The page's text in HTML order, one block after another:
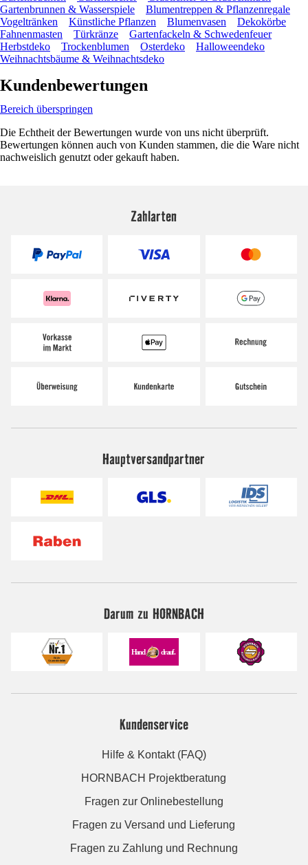
Gartenbrunnen & Wasserspiele
Blumentreppen & Pflanzenregale
Vogeltränken
Künstliche Pflanzen Blumenvasen
Dekokörbe
Fahnenmasten
Türkränze
Gartenfackeln & Schwedenfeuer
Herbstdeko
Trockenblumen Osterdeko
Halloweendeko
Weihnachtsbäume & Weihnachtsdeko
Kundenbewertungen
Bereich überspringen
Die Echtheit der Bewertungen wurde von uns nicht überprüft.
Bewertungen können auch von Kunden stammen, die die Ware nicht
nachweislich genutzt oder gekauft haben.
Zahlarten
Hauptversandpartner
Darum zu HORNBACH
Kundenservice
Hilfe & Kontakt (FAQ)
HORNBACH Projektberatung
Fragen zur Onlinebestellung
Fragen zu Versand und Lieferung
Fragen zu Zahlung und Rechnung